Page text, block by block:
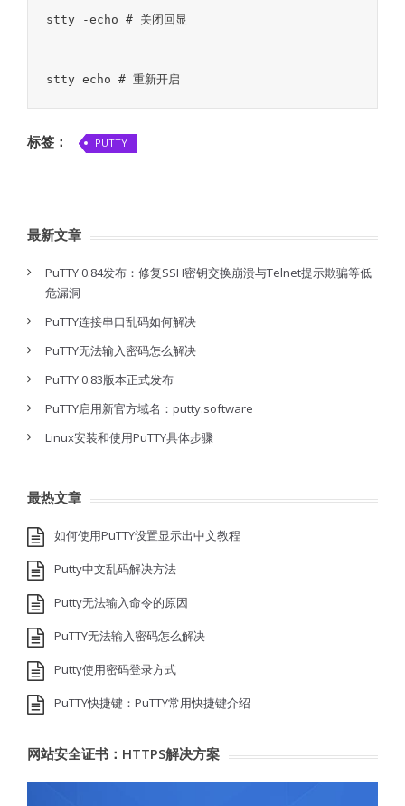
stty -echo # 关闭回显
stty echo # 重新开启
标签： PUTTY
最新文章
PuTTY 0.84发布：修复SSH密钥交换崩溃与Telnet提示欺骗等低
危漏洞
PuTTY连接串口乱码如何解决
PuTTY无法输入密码怎么解决
PuTTY 0.83版本正式发布
PuTTY启用新官方域名：putty.software
Linux安装和使用PuTTY具体步骤
最热文章
如何使用PuTTY设置显示出中文教程
Putty中文乱码解决方法
Putty无法输入命令的原因
PuTTY无法输入密码怎么解决
Putty使用密码登录方式
PuTTY快捷键：PuTTY常用快捷键介绍
网站安全证书：HTTPS解决方案